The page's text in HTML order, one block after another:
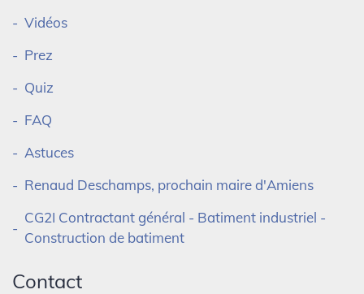
Vidéos
Prez
Quiz
FAQ
Astuces
Renaud Deschamps, prochain maire d'Amiens
CG2I Contractant général - Batiment industriel -
Construction de batiment
Contact